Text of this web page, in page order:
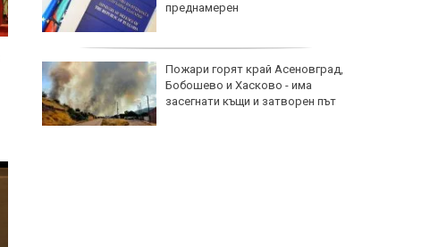
преднамерен
Пожари горят край Асеновград,
Бобошево и Хасково - има
засегнати къщи и затворен път